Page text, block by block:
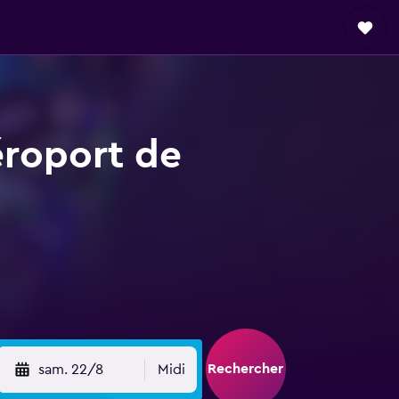
de
sam. 22/8 Midi Rechercher